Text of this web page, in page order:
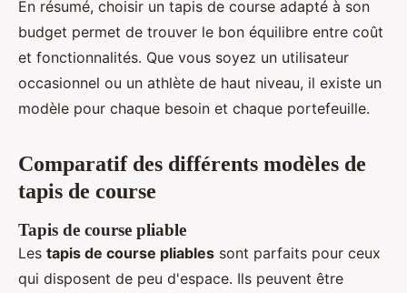
En résumé, choisir un tapis de course adapté à son
budget permet de trouver le bon équilibre entre coût
et fonctionnalités. Que vous soyez un utilisateur
occasionnel ou un athlète de haut niveau, il existe un
modèle pour chaque besoin et chaque portefeuille.
Comparatif des différents modèles de
tapis de course
Tapis de course pliable
Les tapis de course pliables sont parfaits pour ceux
qui disposent de peu d'espace. Ils peuvent être